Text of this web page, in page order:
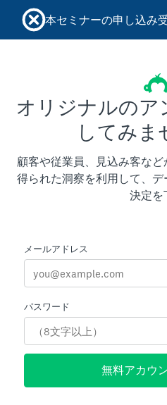
本セミナーの申し込み
オリジナルのア
してみま
顧客や従業員、見込み客など
得られた洞察を利用して、
決定を
メールアドレス
パスワード
無料アカウ